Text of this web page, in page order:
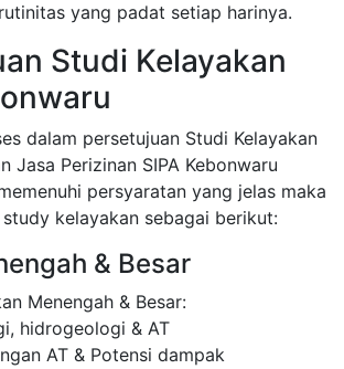
yang padat setiap harinya.
Studi Kelayakan
dalam persetujuan Studi Kelayakan
Jasa Perizinan SIPA Kebonwaru
persyaratan yang jelas maka
kelayakan sebagai berikut:
& Besar
Menengah & Besar:
hidrogeologi & AT
AT & Potensi dampak